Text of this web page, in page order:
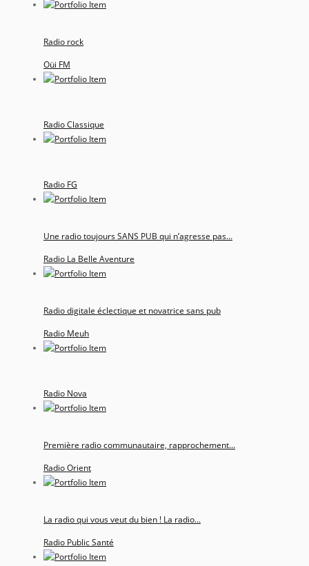
Radio rock
Oüi FM
Radio Classique
Radio FG
Une radio toujours SANS PUB qui n’agresse pas...
Radio La Belle Aventure
Radio digitale éclectique et novatrice sans pub
Radio Meuh
Radio Nova
Première radio communautaire, rapprochement...
Radio Orient
La radio qui vous veut du bien ! La radio...
Radio Public Santé